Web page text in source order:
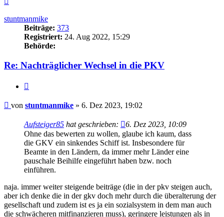
stuntmanmike
Beiträge: 373
Registriert: 24. Aug 2022, 15:29
Behörde:
Re: Nachträglicher Wechsel in die PKV
Beitrag
von stuntmanmike » 6. Dez 2023, 19:02
Aufsteiger85 hat geschrieben:
6. Dez 2023, 10:09
Ohne das bewerten zu wollen, glaube ich kaum, dass
die GKV ein sinkendes Schiff ist. Insbesondere für
Beamte in den Ländern, da immer mehr Länder eine
pauschale Beihilfe eingeführt haben bzw. noch
einführen.
naja. immer weiter steigende beiträge (die in der pkv steigen auch,
aber ich denke die in der gkv doch mehr durch die überalterung der
gesellschaft und zudem ist es ja ein sozialsystem in dem man auch
die schwächeren mitfinanzieren muss), geringere leistungen als in